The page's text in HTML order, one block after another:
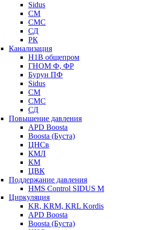
Sidus
СМ
СМС
СД
РК
Канализация
Н1В общепром
ГНОМ Ф, ФР
Бурун ПФ
Sidus
СМ
СМС
СД
Повышение давления
APD Boosta
Boosta (Буста)
ЦНСв
КМЛ
КМ
ЦВК
Поддержание давления
HMS Control SIDUS M
Циркуляция
KR, KRM, KRL Kordis
APD Boosta
Boosta (Буста)